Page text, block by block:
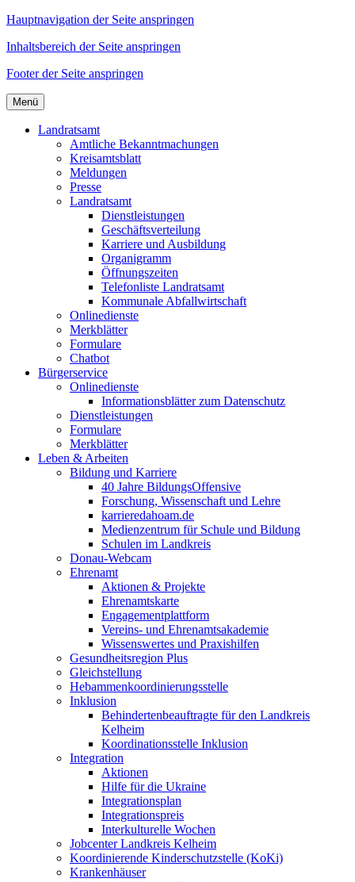
Hauptnavigation der Seite anspringen
Inhaltsbereich der Seite anspringen
Footer der Seite anspringen
Menü
Landratsamt
Amtliche Bekanntmachungen
Kreisamtsblatt
Meldungen
Presse
Landratsamt
Dienstleistungen
Geschäftsverteilung
Karriere und Ausbildung
Organigramm
Öffnungszeiten
Telefonliste Landratsamt
Kommunale Abfallwirtschaft
Onlinedienste
Merkblätter
Formulare
Chatbot
Bürgerservice
Onlinedienste
Informationsblätter zum Datenschutz
Dienstleistungen
Formulare
Merkblätter
Leben & Arbeiten
Bildung und Karriere
40 Jahre BildungsOffensive
Forschung, Wissenschaft und Lehre
karrieredahoam.de
Medienzentrum für Schule und Bildung
Schulen im Landkreis
Donau-Webcam
Ehrenamt
Aktionen & Projekte
Ehrenamtskarte
Engagementplattform
Vereins- und Ehrenamtsakademie
Wissenswertes und Praxishilfen
Gesundheitsregion Plus
Gleichstellung
Hebammenkoordinierungsstelle
Inklusion
Behindertenbeauftragte für den Landkreis
Kelheim
Koordinationsstelle Inklusion
Integration
Aktionen
Hilfe für die Ukraine
Integrationsplan
Integrationspreis
Interkulturelle Wochen
Jobcenter Landkreis Kelheim
Koordinierende Kinderschutzstelle (KoKi)
Krankenhäuser